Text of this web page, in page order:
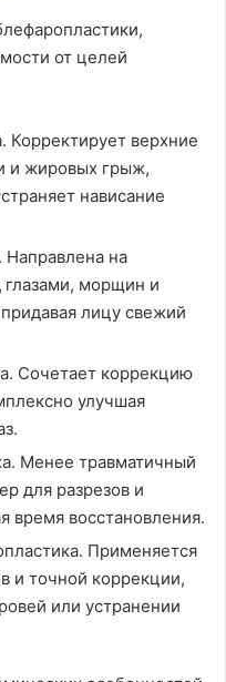
от целей
Корректирует верхние
и жировых грыж,
нависание
на
морщин и
лицу свежий
Сочетает коррекцию
улучшая
Менее травматичный
для разрезов и
время восстановления.
Применяется
и точной коррекции,
или устранении